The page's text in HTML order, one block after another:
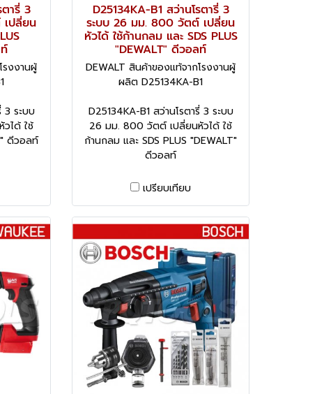
ารี่ 3
ปลี่ยน
รงงานผู้
3 ระบบ
ได้ ใช้
ดีวอลท์
D25134KA-B1 สว่านโรตารี่ 3
ระบบ 26 มม. 800 วัตต์ เปลี่ยน
หัวได้ ใช้ก้านกลม และ SDS PLUS
"DEWALT" ดีวอลท์
DEWALT สินค้าของแท้จากโรงงานผู้
ผลิต D25134KA-B1
D25134KA-B1 สว่านโรตารี่ 3 ระบบ
26 มม. 800 วัตต์ เปลี่ยนหัวได้ ใช้
ก้านกลม และ SDS PLUS "DEWALT"
ดีวอลท์
เปรียบเทียบ